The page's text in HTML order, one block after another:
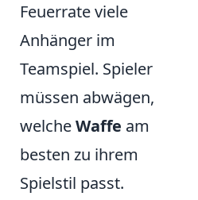
Feuerrate viele
Anhänger im
Teamspiel. Spieler
müssen abwägen,
welcheWaffe am
besten zu ihrem
Spielstil passt.